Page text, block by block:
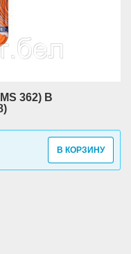
362) В
В КОРЗИНУ